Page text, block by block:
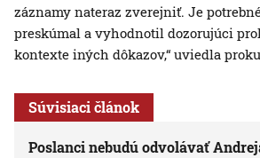
záznamy nateraz zverejniť. Je
preskúmal a vyhodnotil dozorujúci
kontexte iných dôkazov,“ uviedla
Súvisiaci článok
Poslanci nebudú odvolávať